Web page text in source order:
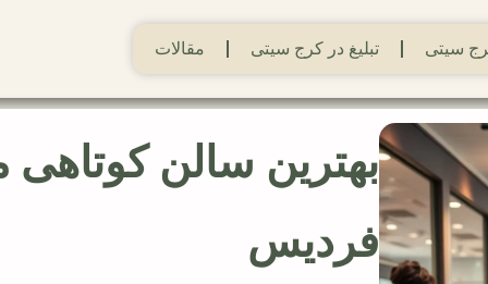
سیتی تبلیغ در کرج سیتی مقالات
بهترین سالن‌ کوتاهی
فردیس